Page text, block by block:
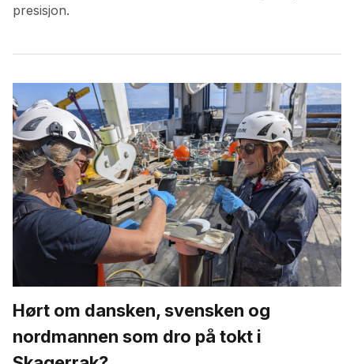
presisjon.
Hørt om dansken, svensken og
nordmannen som dro på tokt i